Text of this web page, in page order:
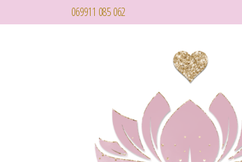
069911 085 062